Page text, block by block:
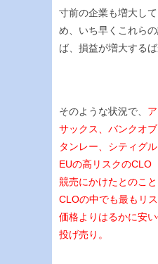
寸前の企業も増大し
め、いち早くこれら
ば、損益が増大するば
そのような状況で、
サックス、バンクオ
タンレー、シティグ
EUの高リスクのCLO
競売にかけたとのこ
CLOの中でも最もリ
価格よりはるかに安
投げ売り。